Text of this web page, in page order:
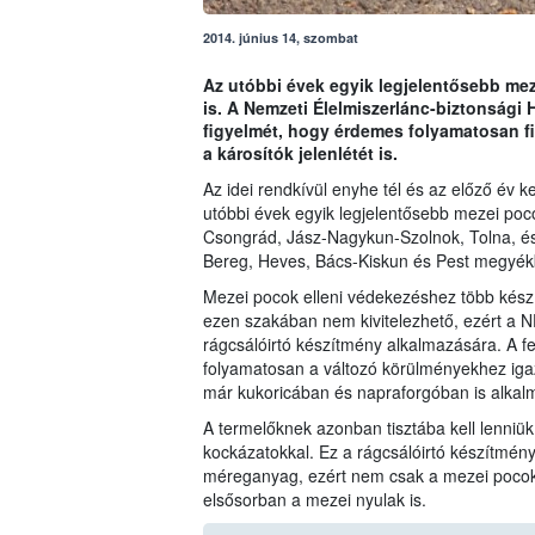
2014. június 14, szombat
Az utóbbi évek egyik legjelentősebb
is. A Nemzeti Élelmiszerlánc-biztonsági
figyelmét, hogy érdemes folyamatosan
a károsítók jelenlétét is.
Az idei rendkívül enyhe tél és az előző év
utóbbi évek egyik legjelentősebb mezei
Csongrád, Jász-Nagykun-Szolnok, Tolna,
Bereg, Heves, Bács-Kiskun és Pest
Mezei pocok elleni védekezéshez több
ezen szakában nem kivitelezhető, ezért a
rágcsálóirtó készítmény alkalmazására. A
folyamatosan a változó körülményekhez
már kukoricában és napraforgóban is
A termelőknek azonban tisztába kell
kockázatokkal. Ez a rágcsálóirtó
méreganyag, ezért nem csak a mezei
elsősorban a mezei nyulak is.